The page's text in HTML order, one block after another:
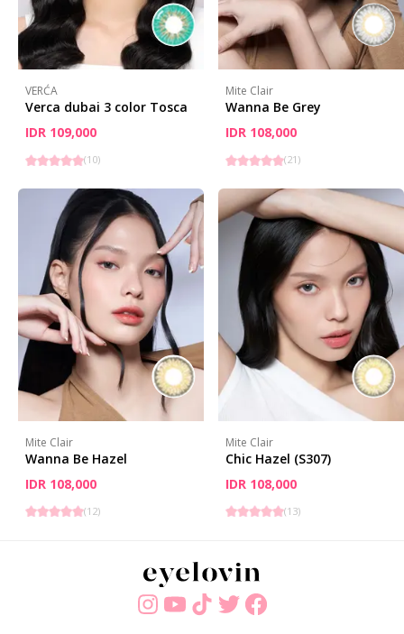
VERĆA
Verca dubai 3 color Tosca
IDR 109,000
(10)
Mite Clair
Wanna Be Grey
IDR 108,000
(21 )
Mite Clair
Wanna Be Hazel
IDR 108,000
(12)
Mite Clair
Chic Hazel (S307)
IDR 108,000
(13)